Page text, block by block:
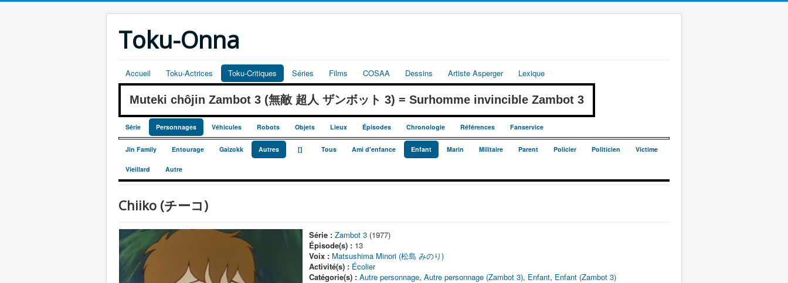
Toku-Onna
Accueil Toku-Actrices Toku-Critiques Séries Films COSAA Dessins Artiste Asperger Lexique
Muteki chôjin Zambot 3 (無敵 超人 ザンボット 3) = Surhomme invincible Zambot 3
Série Personnages Véhicules Robots Objets Lieux Épisodes Chronologie Références Fanservice
Jin Family Entourage Gaizokk Autres [] Tous Ami d'enfance Enfant Marin Militaire Parent Policier Politicien Victime
Vieillard Autre
Chiiko (チーコ)
Série : Zambot 3(1977)
Épisode(s) :13
Voix : Matsushima Minori (松島 みのり)
Activité(s) : Écolier
Catégorie(s) : Autre personnage, Autre personnage (Zambot 3), Enfant, Enfant (Zambot 3)